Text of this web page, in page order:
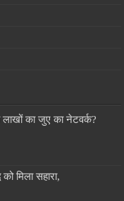
का जुए का नेटवर्क?
मिला सहारा,